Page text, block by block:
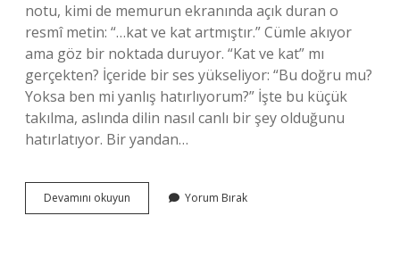
notu, kimi de memurun ekranında açık duran o
resmî metin: “…kat ve kat artmıştır.” Cümle akıyor
ama göz bir noktada duruyor. “Kat ve kat” mı
gerçekten? İçeride bir ses yükseliyor: “Bu doğru mu?
Yoksa ben mi yanlış hatırlıyorum?” İşte bu küçük
takılma, aslında dilin nasıl canlı bir şey olduğunu
hatırlatıyor. Bir yandan…
Devamını okuyun
ve
Yorum Bırak